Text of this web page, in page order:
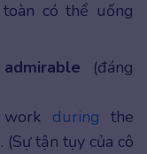
có thể uống
admirable (đáng
during the
tận tụy của cô